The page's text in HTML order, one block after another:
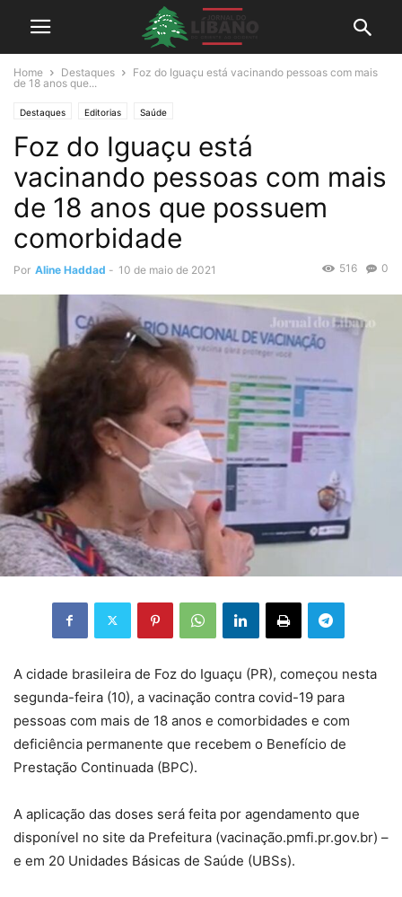
Home Destaques
Foz do Iguaçu está vacinando pessoas com mais
de 18 anos que...
Destaques Editorias Saúde
Foz do Iguaçu está
vacinando pessoas com mais
de 18 anos que possuem
comorbidade
Por Aline Haddad - 10 de maio de 2021 0
516
A cidade brasileira de Foz do Iguaçu (PR), começou nesta
segunda-feira (10), a vacinação contra covid-19 para
pessoas com mais de 18 anos e comorbidades e com
deficiência permanente que recebem o Benefício de
Prestação Continuada (BPC).
A aplicação das doses será feita por agendamento que
disponível no site da Prefeitura (vacinação.pmfi.pr.gov.br) –
e em 20 Unidades Básicas de Saúde (UBSs).